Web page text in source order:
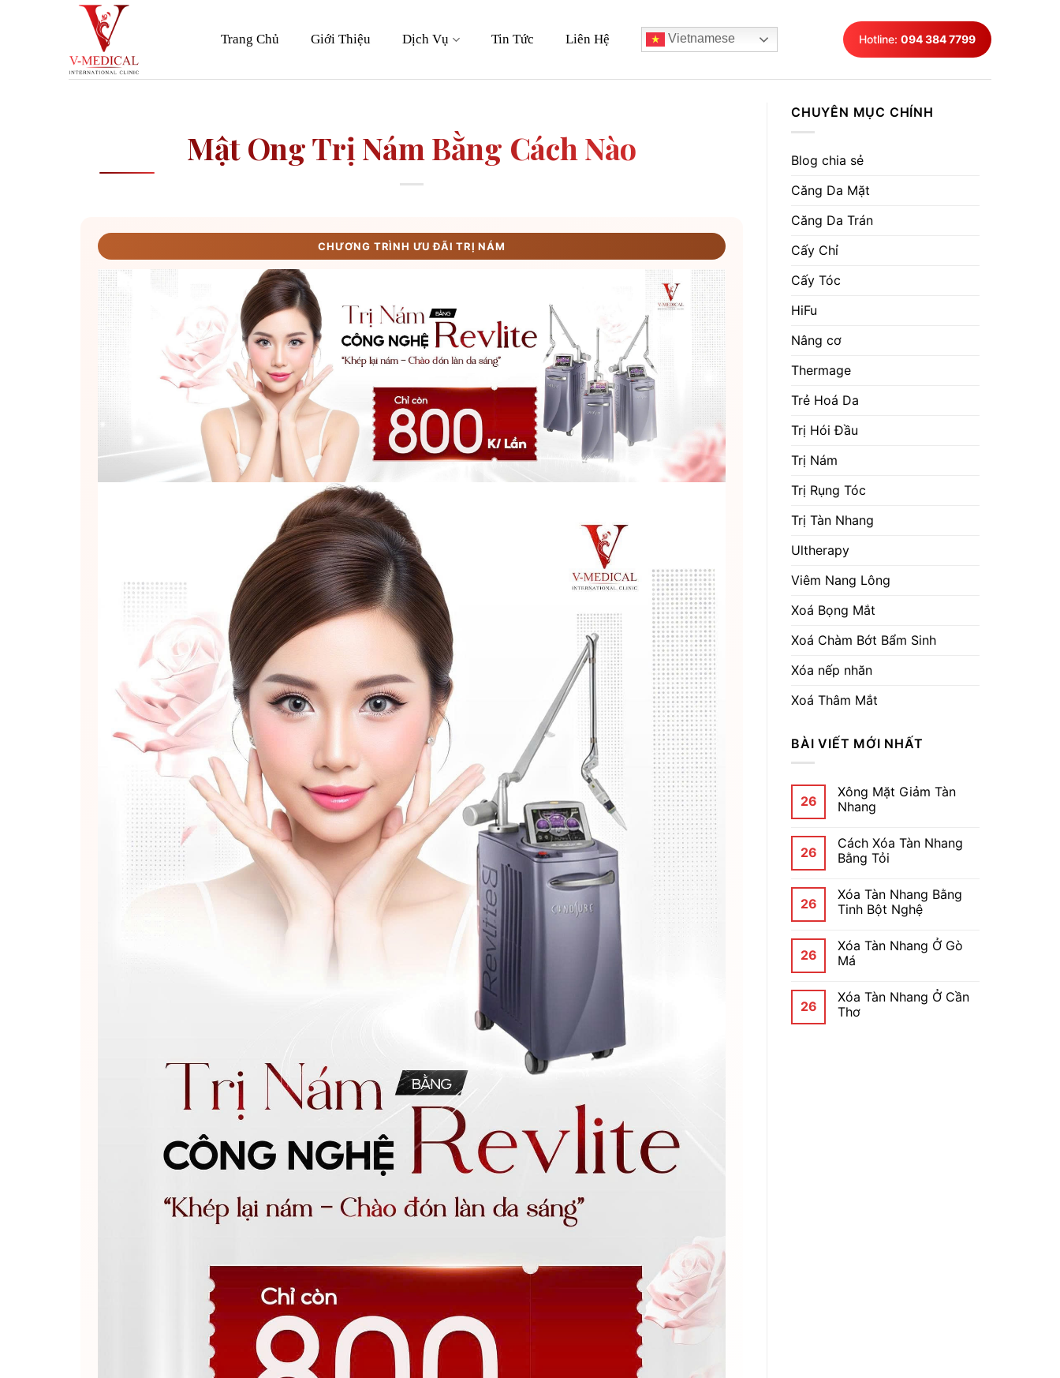
Trang Chủ Giới Thiệu Dịch Vụ Tin Tức Liên Hệ Vietnamese Hotline: 094 384 7799
Mật Ong Trị Nám Bằng Cách Nào
CHƯƠNG TRÌNH ƯU ĐÃI TRỊ NÁM
CHUYÊN MỤC CHÍNH
Blog chia sẻ
Căng Da Mặt
Căng Da Trán
Cấy Chỉ
Cấy Tóc
HiFu
Nâng cơ
Thermage
Trẻ Hoá Da
Trị Hói Đầu
Trị Nám
Trị Rụng Tóc
Trị Tàn Nhang
Ultherapy
Viêm Nang Lông
Xoá Bọng Mắt
Xoá Chàm Bớt Bẩm Sinh
Xóa nếp nhăn
Xoá Thâm Mắt
BÀI VIẾT MỚI NHẤT
26
Xông Mặt Giảm Tàn
Nhang
26
Cách Xóa Tàn Nhang
Bằng Tỏi
26
Xóa Tàn Nhang Bằng
Tinh Bột Nghệ
26
Xóa Tàn Nhang Ở Gò
Má
26
Xóa Tàn Nhang Ở Cần
Thơ